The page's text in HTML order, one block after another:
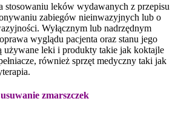
stosowaniu leków wydawanych z przepisu
zabiegów nieinwazyjnych lub o
Wyłącznym lub nadrzędnym
wyglądu pacjenta oraz stanu jego
używane leki i produkty takie jak koktajle
również sprzęt medyczny taki jak
zmarszczek